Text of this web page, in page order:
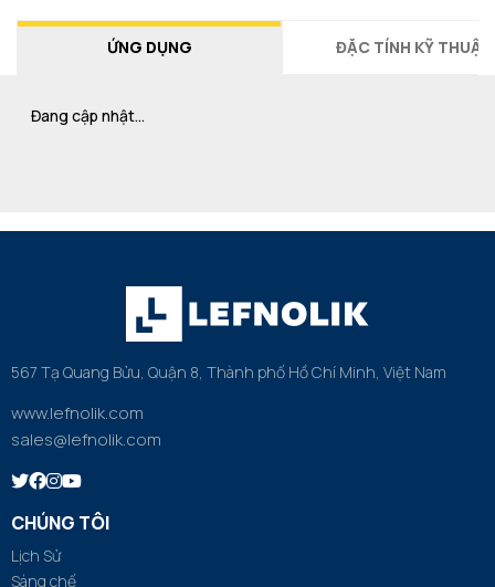
ỨNG DỤNG ĐẶC TÍNH KỸ THUẬT
Đang cập nhật…
567 Tạ Quang Bửu, Quận 8, Thành phố Hồ Chí Minh, Việt Nam
www.lefnolik.com
sales@lefnolik.com
CHÚNG TÔI
Lịch Sử
Sáng chế